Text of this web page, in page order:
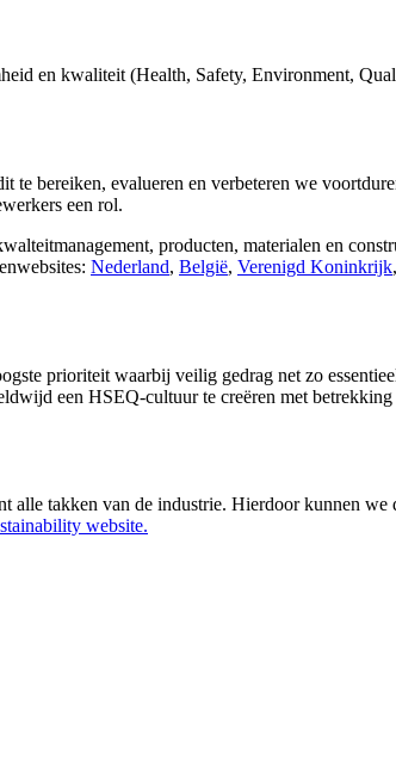
en kwaliteit (Health, Safety, Environment,
bereiken, evalueren en verbeteren we
een rol.
producten, materialen en
Nederland, België, Verenigd Koninkrijk,
prioriteit waarbij veilig gedrag net zo
een HSEQ-cultuur te creëren met
alle takken van de industrie. Hierdoor kunnen
website.